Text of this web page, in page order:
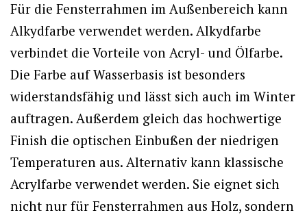
Für die Fensterrahmen im Außenbereich kann
Alkydfarbe verwendet werden. Alkydfarbe
verbindet die Vorteile von Acryl- und Ölfarbe.
Die Farbe auf Wasserbasis ist besonders
widerstandsfähig und lässt sich auch im Winter
auftragen. Außerdem gleich das hochwertige
Finish die optischen Einbußen der niedrigen
Temperaturen aus. Alternativ kann klassische
Acrylfarbe verwendet werden. Sie eignet sich
nicht nur für Fensterrahmen aus Holz, sondern